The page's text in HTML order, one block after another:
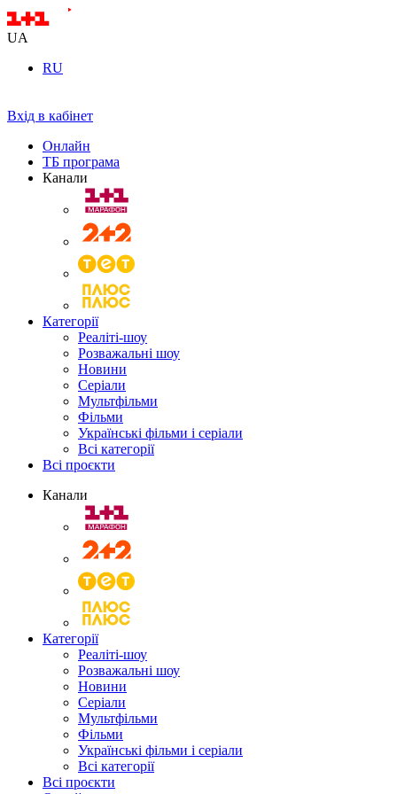
UA
RU
Вхід в кабінет
Онлайн
ТБ програма
Канали
Категорії
Реаліті-шоу
Розважальні шоу
Новини
Серіали
Мультфільми
Фільми
Українські фільми і серіали
Всі категорії
Всі проєкти
Канали
Категорії
Реаліті-шоу
Розважальні шоу
Новини
Серіали
Мультфільми
Фільми
Українські фільми і серіали
Всі категорії
Всі проєкти